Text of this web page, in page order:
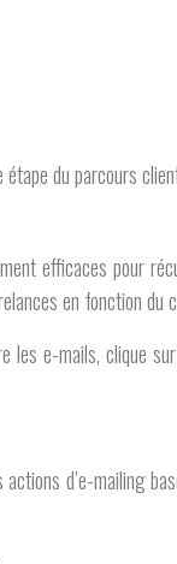
du parcours
efficaces pour
en fonction du
les e-mails,
d’e-mailing